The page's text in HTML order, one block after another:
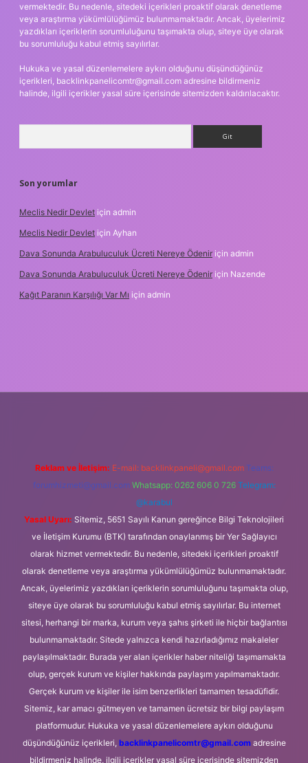
vermektedir. Bu nedenle, sitedeki içerikleri proaktif olarak denetleme
veya araştırma yükümlülüğümüz bulunmamaktadır. Ancak, üyelerimiz
yazdıkları içeriklerin sorumluluğunu taşımakta olup, siteye üye olarak
bu sorumluluğu kabul etmiş sayılırlar.
Hukuka ve yasal düzenlemelere aykırı olduğunu düşündüğünüz
içerikleri, backlinkpanelicomtr@gmail.com adresine bildirmeniz
halinde, ilgili içerikler yasal süre içerisinde sitemizden kaldırılacaktır.
Son yorumlar
Meclis Nedir Devlet için admin
Meclis Nedir Devlet için Ayhan
Dava Sonunda Arabuluculuk Ücreti Nereye Ödenir için admin
Dava Sonunda Arabuluculuk Ücreti Nereye Ödenir için Nazende
Kağıt Paranın Karşılığı Var Mı için admin
Reklam ve İletişim: E-mail: backlinkpaneli@gmail.com Teams:
forumhizmeti@gmail.com Whatsapp: 0262 606 0 726 Telegram:
@karabul
Yasal Uyarı: Sitemiz, 5651 Sayılı Kanun gereğince Bilgi Teknolojileri
ve İletişim Kurumu (BTK) tarafından onaylanmış bir Yer Sağlayıcı
olarak hizmet vermektedir. Bu nedenle, sitedeki içerikleri proaktif
olarak denetleme veya araştırma yükümlülüğümüz bulunmamaktadır.
Ancak, üyelerimiz yazdıkları içeriklerin sorumluluğunu taşımakta olup,
siteye üye olarak bu sorumluluğu kabul etmiş sayılırlar. Bu internet
sitesi, herhangi bir marka, kurum veya şahıs şirketi ile hiçbir bağlantısı
bulunmamaktadır. Sitede yalnızca kendi hazırladığımız makaleler
paylaşılmaktadır. Burada yer alan içerikler haber niteliği taşımamakta
olup, gerçek kurum ve kişiler hakkında paylaşım yapılmamaktadır.
Gerçek kurum ve kişiler ile isim benzerlikleri tamamen tesadüfidir.
Sitemiz, kar amacı gütmeyen ve tamamen ücretsiz bir bilgi paylaşım
platformudur. Hukuka ve yasal düzenlemelere aykırı olduğunu
düşündüğünüz içerikleri, backlinkpanelicomtr@gmail.comadresine
bildirmeniz halinde, ilgili içerikler yasal süre içerisinde sitemizden